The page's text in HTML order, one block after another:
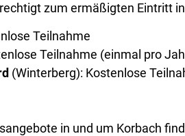
zum ermäßigten Eintritt
Teilnahme
Teilnahme (einmal pro
(Winterberg): Kostenlose
in und um Korbach